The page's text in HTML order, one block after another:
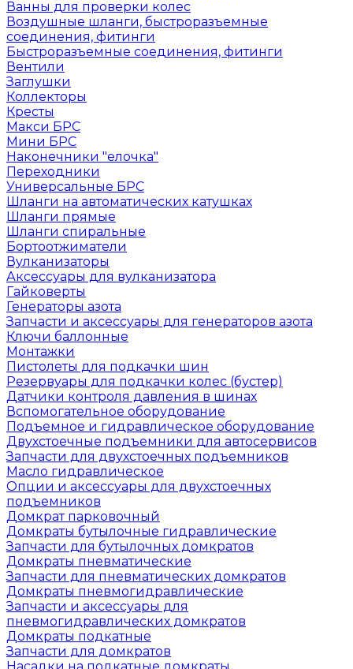
Ванны для проверки колес
Воздушные шланги, быстроразъемные
соединения, фитинги
Быстроразъемные соединения, фитинги
Вентили
Заглушки
Коллекторы
Кресты
Макси БРС
Мини БРС
Наконечники "елочка"
Переходники
Универсальные БРС
Шланги на автоматических катушках
Шланги прямые
Шланги спиральные
Бортоотжиматели
Вулканизаторы
Аксессуары для вулканизатора
Гайковерты
Генераторы азота
Запчасти и аксессуары для генераторов азота
Ключи баллонные
Монтажки
Пистолеты для подкачки шин
Резервуары для подкачки колес (бустер)
Датчики контроля давления в шинах
Вспомогательное оборудование
Подъемное и гидравлическое оборудование
Двухстоечные подъемники для автосервисов
Запчасти для двухстоечных подъемников
Масло гидравлическое
Опции и аксессуары для двухстоечных
подъемников
Домкрат парковочный
Домкраты бутылочные гидравлические
Запчасти для бутылочных домкратов
Домкраты пневматические
Запчасти для пневматических домкратов
Домкраты пневмогидравлические
Запчасти и аксессуары для
пневмогидравлических домкратов
Домкраты подкатные
Запчасти для домкратов